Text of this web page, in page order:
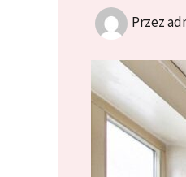
Przez